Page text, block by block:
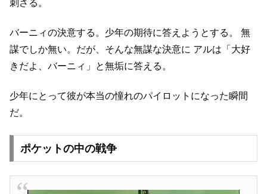
刺さる。
バーニィの決意する。少年の期待に答えようとする。
無
謀でしか無い。だが、そんな無謀な決意に アルは「大好
きだよ、バーニィ」と無垢に答える。
少年にとって彼が本当の憧れのパイロットになった瞬間
だ。
ポケットの中の戦争